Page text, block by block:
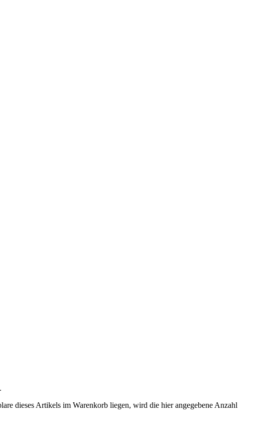
dieses Artikels im Warenkorb liegen, wird die hier angegebene Anzahl